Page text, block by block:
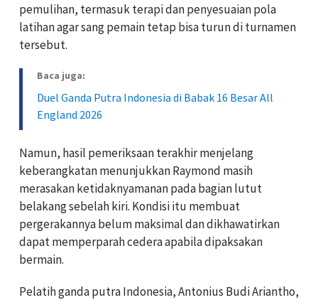
pemulihan, termasuk terapi dan penyesuaian pola
latihan agar sang pemain tetap bisa turun di turnamen
tersebut.
Baca juga:
Duel Ganda Putra Indonesia di Babak 16 Besar All
England 2026
Namun, hasil pemeriksaan terakhir menjelang
keberangkatan menunjukkan Raymond masih
merasakan ketidaknyamanan pada bagian lutut
belakang sebelah kiri. Kondisi itu membuat
pergerakannya belum maksimal dan dikhawatirkan
dapat memperparah cedera apabila dipaksakan
bermain.
Pelatih ganda putra Indonesia, Antonius Budi Ariantho,